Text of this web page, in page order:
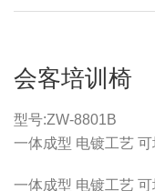
会客培训椅
型号:ZW-8801B
一体成型 电镀工艺 可
一体成型 电镀工艺